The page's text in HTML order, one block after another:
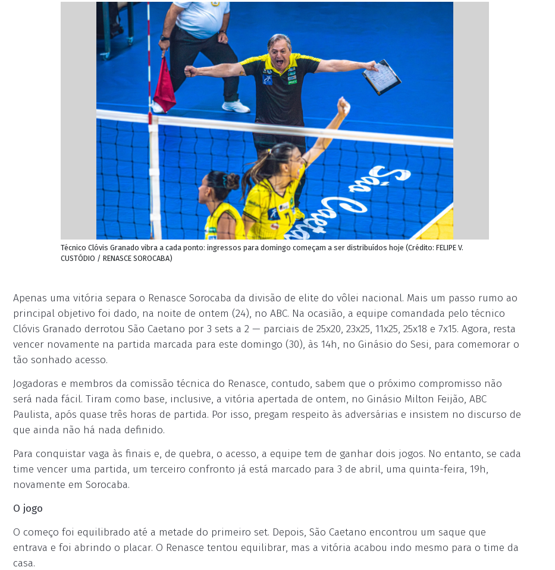
Técnico Clóvis Granado vibra a cada ponto: ingressos para domingo começam a ser distribuídos hoje (Crédito: FELIPE V.
CUSTÓDIO / RENASCE SOROCABA)
Apenas uma vitória separa o Renasce Sorocaba da divisão de elite do vôlei nacional. Mais um passo rumo ao
principal objetivo foi dado, na noite de ontem (24), no ABC. Na ocasião, a equipe comandada pelo técnico
Clóvis Granado derrotou São Caetano por 3 sets a 2 — parciais de 25x20, 23x25, 11x25, 25x18 e 7x15. Agora, resta
vencer novamente na partida marcada para este domingo (30), às 14h, no Ginásio do Sesi, para comemorar o
tão sonhado acesso.
Jogadoras e membros da comissão técnica do Renasce, contudo, sabem que o próximo compromisso não
será nada fácil. Tiram como base, inclusive, a vitória apertada de ontem, no Ginásio Milton Feijão, ABC
Paulista, após quase três horas de partida. Por isso, pregam respeito às adversárias e insistem no discurso de
que ainda não há nada definido.
Para conquistar vaga às finais e, de quebra, o acesso, a equipe tem de ganhar dois jogos. No entanto, se cada
time vencer uma partida, um terceiro confronto já está marcado para 3 de abril, uma quinta-feira, 19h,
novamente em Sorocaba.
O jogo
O começo foi equilibrado até a metade do primeiro set. Depois, São Caetano encontrou um saque que
entrava e foi abrindo o placar. O Renasce tentou equilibrar, mas a vitória acabou indo mesmo para o time da
casa.